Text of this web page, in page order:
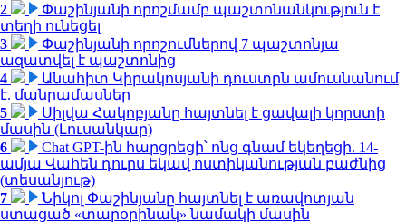
2
Փաշինյանի որոշմամբ պաշտոնանկություն է
տեղի ունեցել
3
Փաշինյանի որոշումներով 7 պաշտոնյա
ազատվել է պաշտոնից
4
Անահիտ Կիրակոսյանի դուստրն ամուսնանում
է. մանրամասներ
5
Սիլվա Հակոբյանը հայտնել է ցավալի կորստի
մասին (Լուսանկար)
6
Chat GPT-ին հարցրեցի՝ ոնց գնամ եկեղեցի. 14-
ամյա Վահեն դուրս եկավ ոստիկանության բաժնից
(տեսանյութ)
7
Նիկոլ Փաշինյանը հայտնել է առավոտյան
ստացած «տարօրինակ» նամակի մասին